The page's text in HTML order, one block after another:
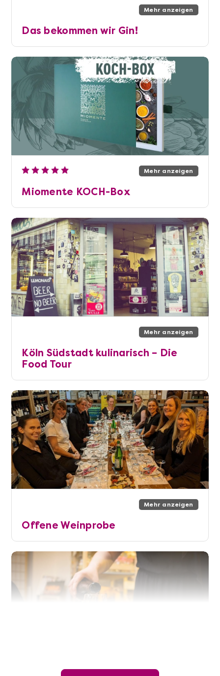
Mehr anzeigen
Das bekommen wir Gin!
Mehr anzeigen
Miomente KOCH-Box
Mehr anzeigen
Köln Südstadt kulinarisch – Die
Food Tour
Mehr anzeigen
Offene Weinprobe